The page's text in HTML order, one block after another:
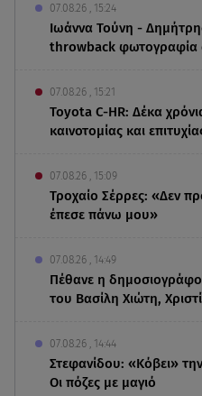
07.08.26 , 15:24
Ιωάννα Τούνη -
throwback φωτογραφία
07.08.26 , 15:21
Toyota C-HR: Δέκα
καινοτομίας και
07.08.26 , 15:09
Τροχαίο Σέρρες: «Δεν
έπεσε πάνω μου»
07.08.26 , 14:49
Πέθανε η
του Βασίλη Χιώτη,
07.08.26 , 14:44
Στεφανίδου: «Κόβει»
Οι πόζες με μαγιό